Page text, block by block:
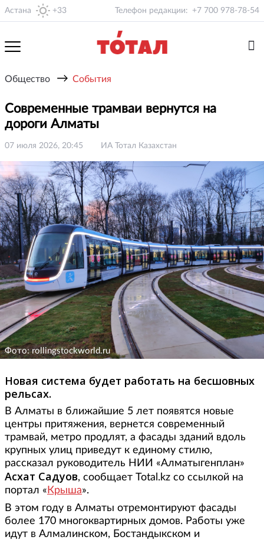
Астана +33 Телефон редакции: +7 700 978-78-54
Общество → События
Современные трамваи вернутся на
дороги Алматы
07 июля 2026, 20:45 ИА Тотал Казахстан
Фото: rollingstockworld.ru
Новая система будет работать на бесшовных
рельсах.
В Алматы в ближайшие 5 лет появятся новые
центры притяжения, вернется современный
трамвай, метро продлят, а фасады зданий вдоль
крупных улиц приведут к единому стилю,
рассказал руководитель НИИ «Алматыгенплан»
Асхат Садуов, сообщает Total.kz со ссылкой на
портал « Крыша».
В этом году в Алматы отремонтируют фасады
более 170 многоквартирных домов. Работы уже
идут в Алмалинском, Бостандыкском и